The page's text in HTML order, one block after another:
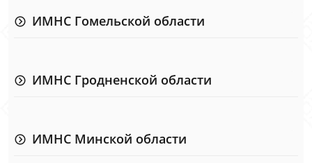
ИМНС Гомельской области
ИМНС Гродненской области
ИМНС Минской области